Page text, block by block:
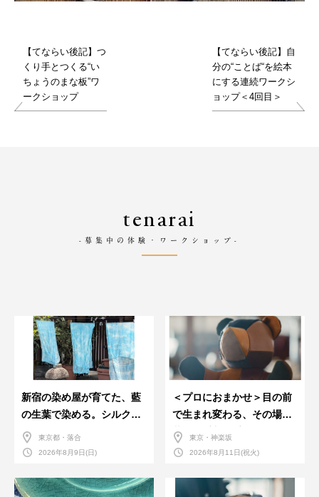
【てならい後記】つ
くり手とつくる“い
ちょうのまな板”ワ
ークショップ
【てならい後記】自
分の“ことば“を絵本
にする連続ワークシ
ョップ＜4回目＞
tenarai
-募集中の体験・ワークショップ-
新宿の染め屋が育てた、藍
の生葉で染める。シルクの
ストール
東京都・落合
2026年8月9日(日)
＜プロにおまかせ＞目の前
で生まれ変わる、その場で
革のお手入れ受付会。
東京・神楽坂
2026年8月11日(祝火)